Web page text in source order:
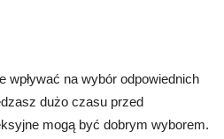
wpływać na wybór odpowiednich
dużo czasu przed
mogą być dobrym wyborem.